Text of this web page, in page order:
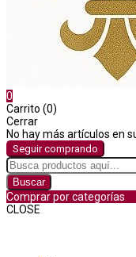
0
Carrito (0)
Cerrar
No hay más artículos en
Seguir comprando
Buscar
Comprar por categorías
CLOSE